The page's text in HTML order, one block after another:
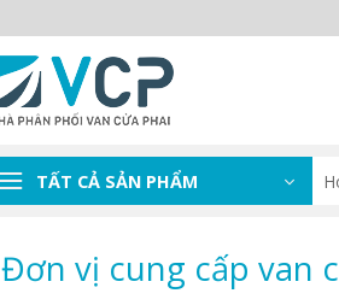
TẤT CẢ SẢN PHẨM
Đơn vị cung cấp van